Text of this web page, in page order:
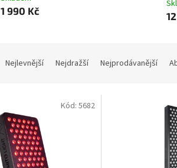
1 990 Kč
Nejlevnější Nejdražší Nejprodávanější
Kód: 5682